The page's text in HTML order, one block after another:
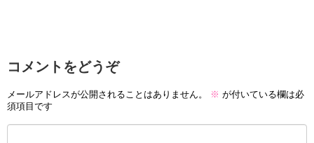
コメントをどうぞ
メールアドレスが公開されることはありません。 ※ が付いている欄は必
須項目です